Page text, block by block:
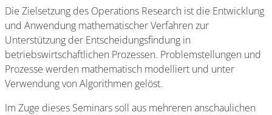
Die Zielsetzung des Operations Research ist die Entwicklung
und Anwendung mathematischer Verfahren zur
Unterstützung der Entscheidungsfindung in
betriebswirtschaftlichen Prozessen. Problemstellungen und
Prozesse werden mathematisch modelliert und unter
Verwendung von Algorithmen gelöst.
Im Zuge dieses Seminars soll aus mehreren anschaulichen